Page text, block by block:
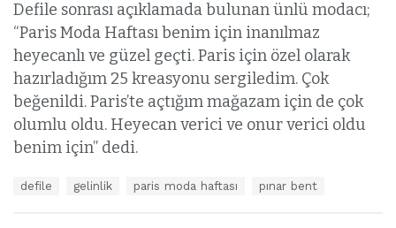
Defile sonrası açıklamada bulunan ünlü modacı;
“Paris Moda Haftası benim için inanılmaz
heyecanlı ve güzel geçti. Paris için özel olarak
hazırladığım 25 kreasyonu sergiledim. Çok
beğenildi. Paris’te açtığım mağazam için de çok
olumlu oldu. Heyecan verici ve onur verici oldu
benim için” dedi.
defile gelinlik paris moda haftası pınar bent